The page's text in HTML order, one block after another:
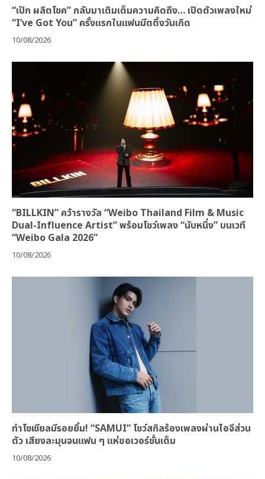
“เป๊ก ผลิตโชค” กลับมาเติมเต็มความคิดถึง… เปิดตัวเพลงใหม่
“I’ve Got You” ครั้งแรกในแฟนมีตติ้งวันเกิด
10/08/2026
“BILLKIN” คว้ารางวัล “Weibo Thailand Film & Music
Dual-Influence Artist” พร้อมโชว์เพลง “นับหนึ่ง” บนเวที
“Weibo Gala 2026”
10/08/2026
ทำโซเชียลมีรอยยิ้ม! “SAMUI” โชว์สกิลร้องเพลงผ่านไอจีส่วน
ตัว เสียงละมุนจนแฟน ๆ แห่ขอเวอร์ชั่นเต็ม
10/08/2026